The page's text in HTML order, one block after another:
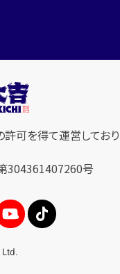
可を得て運営しており
304361407260号